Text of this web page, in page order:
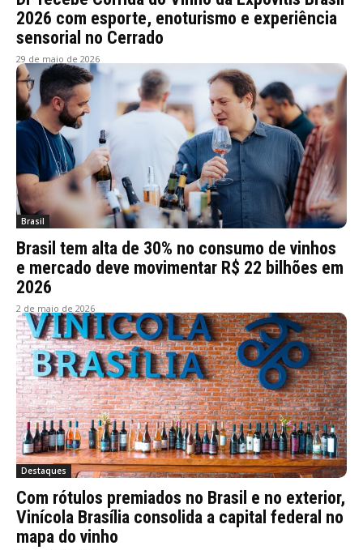
2026 com esporte, enoturismo e experiência
sensorial no Cerrado
29 de maio de 2026
Brasil
Brasil tem alta de 30% no consumo de vinhos
e mercado deve movimentar R$ 22 bilhões em
2026
2 de maio de 2026
Destaques
Com rótulos premiados no Brasil e no exterior,
Vinícola Brasília consolida a capital federal no
mapa do vinho